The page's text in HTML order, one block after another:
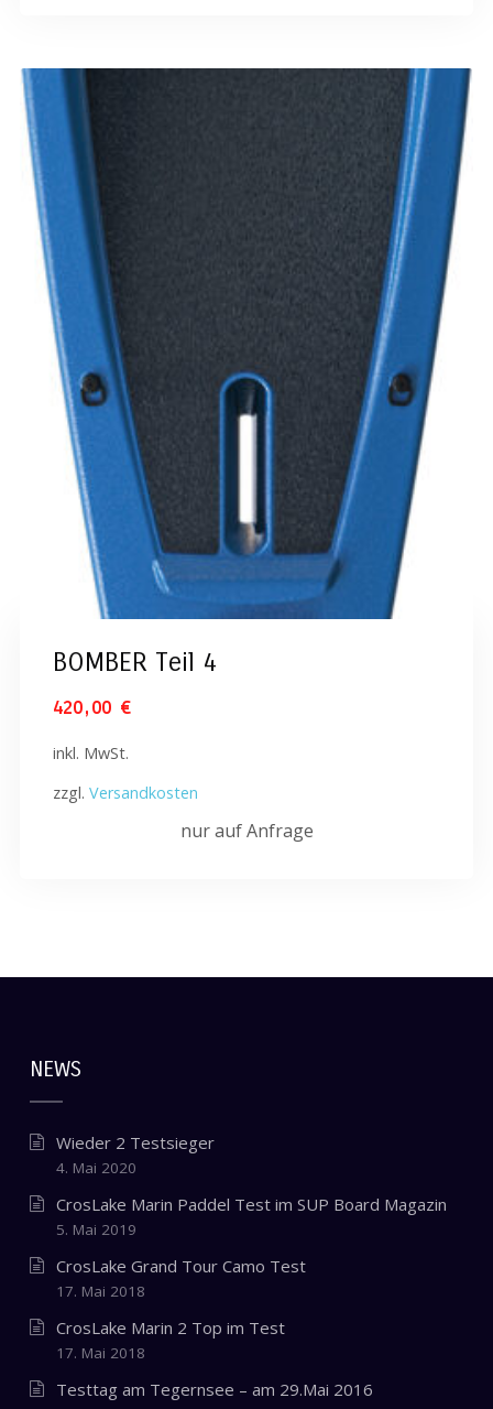
BOMBER Teil 4
420,00 €
inkl. MwSt.
zzgl. Versandkosten
nur auf Anfrage
NEWS
Wieder 2 Testsieger
4. Mai 2020
CrosLake Marin Paddel Test im SUP Board Magazin
5. Mai 2019
CrosLake Grand Tour Camo Test
17. Mai 2018
CrosLake Marin 2 Top im Test
17. Mai 2018
Testtag am Tegernsee – am 29.Mai 2016